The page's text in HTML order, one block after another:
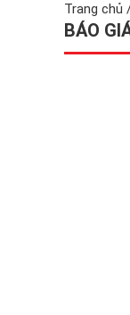
Trang chủ
BÁO